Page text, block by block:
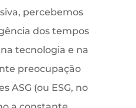
percebemos
dos tempos
tecnologia e na
preocupação
ASG (ou ESG, no